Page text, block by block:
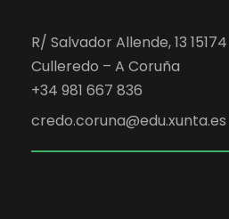
R/ Salvador Allende, 13 15174
Culleredo – A Coruña
+34 981 667 836
credo.coruna@edu.xunta.es